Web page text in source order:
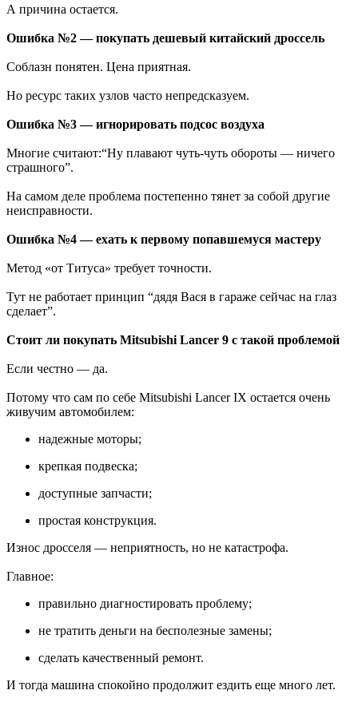
А причина остается.
Ошибка №2 — покупать дешевый китайский дроссель
Соблазн понятен. Цена приятная.
Но ресурс таких узлов часто непредсказуем.
Ошибка №3 — игнорировать подсос воздуха
Многие считают:“Ну плавают чуть-чуть обороты — ничего
страшного”.
На самом деле проблема постепенно тянет за собой другие
неисправности.
Ошибка №4 — ехать к первому попавшемуся мастеру
Метод «от Титуса» требует точности.
Тут не работает принцип “дядя Вася в гараже сейчас на глаз
сделает”.
Стоит ли покупать Mitsubishi Lancer 9 с такой проблемой
Если честно — да.
Потому что сам по себе Mitsubishi Lancer IX остается очень
живучим автомобилем:
надежные моторы;
крепкая подвеска;
доступные запчасти;
простая конструкция.
Износ дросселя — неприятность, но не катастрофа.
Главное:
правильно диагностировать проблему;
не тратить деньги на бесполезные замены;
сделать качественный ремонт.
И тогда машина спокойно продолжит ездить еще много лет.